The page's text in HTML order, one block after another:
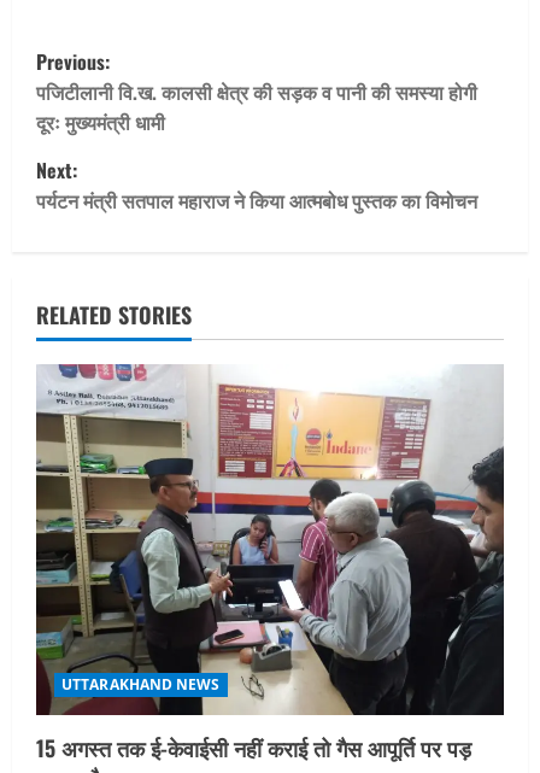
P
o
s
t
a
v
i
g
a
t
i
o
n
Previous:
पजिटीलानी वि.ख. कालसी क्षेत्र की सड़क व पानी की समस्या होगी
दूरः मुख्यमंत्री धामी
Next:
पर्यटन मंत्री सतपाल महाराज ने किया आत्मबोध पुस्तक का विमोचन
RELATED STORIES
UTTARAKHAND NEWS
15 अगस्त तक ई-केवाईसी नहीं कराई तो गैस आपूर्ति पर पड़